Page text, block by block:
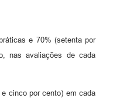
e 70% (setenta por
nas avaliações de cada
cinco por cento) em cada